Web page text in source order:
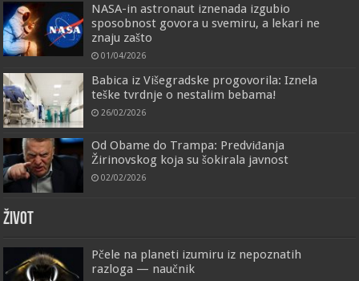
NASA-in astronaut iznenada izgubio
sposobnost govora u svemiru, a lekari ne
znaju zašto
01/04/2026
Babica iz Višegradske progovorila: Iznela
teške tvrdnje o nestalim bebama!
26/02/2026
Od Obame do Trampa: Predviđanja
Žirinovskog koja su šokirala javnost
02/02/2026
ŽIVOT
Pčele na planeti izumiru iz nepoznatih
razloga — naučnik